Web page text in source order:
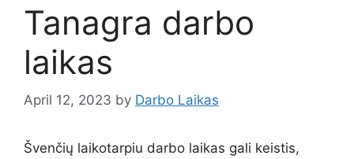
Tanagra darbo
laikas
April 12, 2023 by Darbo Laikas
Švenčių laikotarpiu darbo laikas gali keistis,